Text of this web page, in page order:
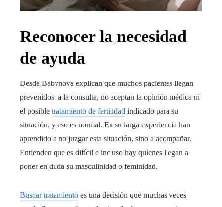
Reconocer la necesidad
de ayuda
Desde Babynova explican que muchos pacientes llegan
prevenidos a la consulta, no aceptan la opinión médica ni
el posible tratamiento de fertilidad indicado para su
situación, y eso es normal. En su larga experiencia han
aprendido a no juzgar esta situación, sino a acompañar.
Entienden que es difícil e incluso hay quienes llegan a
poner en duda su masculinidad o feminidad.
Buscar tratamiento es una decisión que muchas veces